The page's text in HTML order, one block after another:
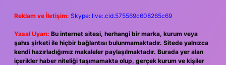
Reklam ve İletişim: Skype: live:.cid.575569c608265c69
Yasal Uyarı: Bu internet sitesi, herhangi bir marka, kurum veya
şahıs şirketi ile hiçbir bağlantısı bulunmamaktadır. Sitede yalnızca
kendi hazırladığımız makaleler paylaşılmaktadır. Burada yer alan
içerikler haber niteliği taşımamakta olup, gerçek kurum ve kişiler